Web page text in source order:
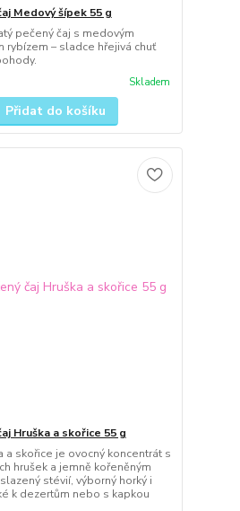
Medový šípek 55 g
pečený čaj s medovým
rybízem – sladce hřejivá chuť
Skladem
Přidat do košíku
Hruška a skořice 55 g
a skořice je ovocný koncentrát s
hrušek a jemně kořeněným
stévií, výborný horký i
k dezertům nebo s kapkou